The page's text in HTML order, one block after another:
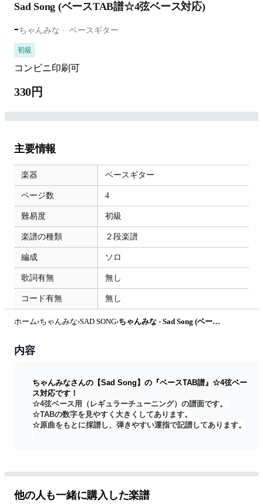
Sad Song (ベースTAB譜☆4弦ベース対応)
-ちゃんみな ベースギター
初級
コンビニ印刷可
330円
主要情報
楽器 ベースギター
ページ数 4
難易度 初級
楽譜の種類 ２段楽譜
編成 ソロ
歌詞有無 無し
コード有無 無し
ホーム›ちゃんみな›SAD SONG› ちゃんみな - Sad Song (ベースTAB譜☆4弦ベース対応) by swbass
内容
ちゃんみなさんの【Sad Song】の『ベースTAB譜』☆4弦ベー
ス対応です！
☆4弦ベース用（レギュラーチューニング）の譜面です。
☆TABの数字を見やすく大きくしてあります。
☆原曲をもとに採譜し、弾きやすい運指で記譜してあります。
ります。
とても素敵な曲です！
他の人も一緒に購入した楽譜